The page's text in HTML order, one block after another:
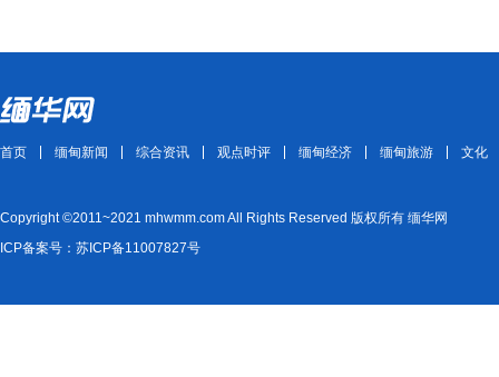
首页 缅甸新闻 综合资讯 观点时评 缅甸经济 缅甸旅游 文化
Copyright ©2011~2021 mhwmm.com All Rights Reserved 版权所有 缅华网
ICP备案号：苏ICP备11007827号